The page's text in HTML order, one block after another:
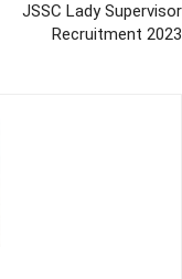
JSSC Lady Supervisor
Recruitment 2023